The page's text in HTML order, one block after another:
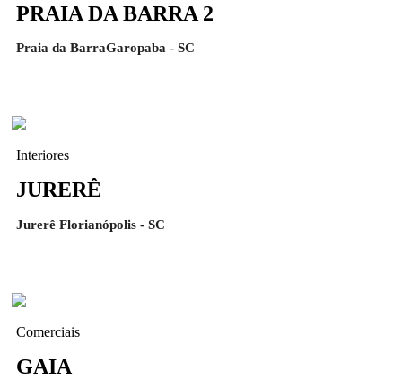
PRAIA DA BARRA 2
Praia da BarraGaropaba - SC
Interiores
JURERÊ
Jurerê Florianópolis - SC
Comerciais
GAIA